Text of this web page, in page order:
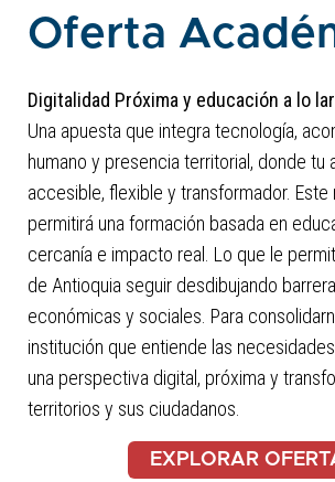
Oferta
Digitalidad Próxima y educación a lo
Una apuesta que integra tecnología,
humano y presencia territorial, donde tu
accesible, flexible y transformador. Este
permitirá una formación basada en
cercanía e impacto real. Lo que le
de Antioquia seguir desdibujando
económicas y sociales. Para
institución que entiende las
una perspectiva digital, próxima y
territorios y sus ciudadanos.
EXPLORAR